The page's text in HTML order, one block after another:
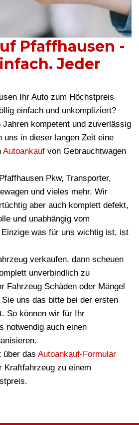
Pfaffhausen -
Jeder
Ihr Auto zum Höchstpreis
einfach und unkompliziert?
kompetent und zuverlässig
uns in dieser langen Zeit eine
Autoankauf von Gebrauchtwagen
Pkw, Transporter,
und vieles mehr. Wir
aber auch komplett defekt,
und unabhängig vom
was für uns wichtig ist, ist
verkaufen, dann scheuen
unverbindlich zu
Fahrzeug Schäden oder Mängel
uns das bitte bei der ersten
So können wir für Ihr
notwendig auch einen
über das Autoankauf-Formular
Kraftfahrzeug zu einem